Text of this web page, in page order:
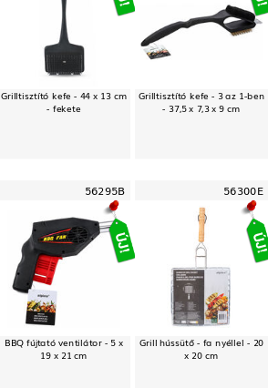
Grilltisztító kefe - 44 x 13 cm
- fekete
Grilltisztító kefe - 3 az 1-ben
- 37,5 x 7,3 x 9 cm
56295B
BBQ fújtató ventilátor - 5 x
19 x 21 cm
56300E
Grill hússütő - fa nyéllel - 20
x 20 cm